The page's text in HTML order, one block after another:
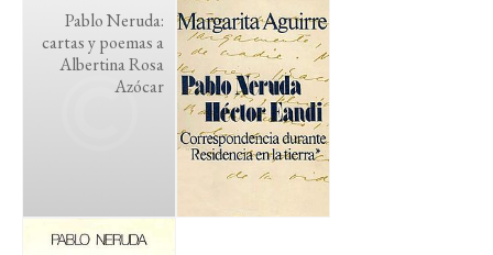
Pablo Neruda:
cartas y poemas a
Albertina Rosa
Azócar